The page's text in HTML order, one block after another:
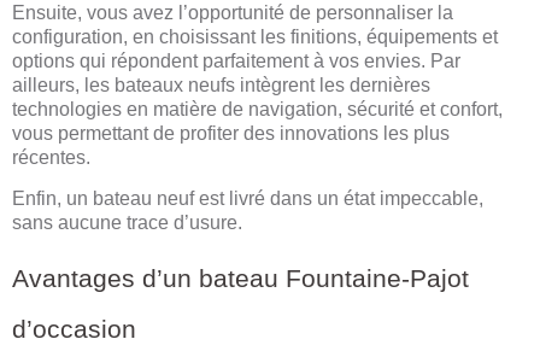
Ensuite, vous avez l’opportunité de personnaliser la
configuration, en choisissant les finitions, équipements et
options qui répondent parfaitement à vos envies. Par
ailleurs, les bateaux neufs intègrent les dernières
technologies en matière de navigation, sécurité et confort,
vous permettant de profiter des innovations les plus
récentes.
Enfin, un bateau neuf est livré dans un état impeccable,
sans aucune trace d’usure.
Avantages d’un bateau Fountaine-Pajot
d’occasion